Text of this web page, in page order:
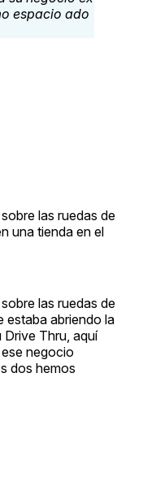
las ruedas de
una tienda en el
las ruedas de
estaba abriendo la
Drive Thru, aquí
negocio
dos hemos